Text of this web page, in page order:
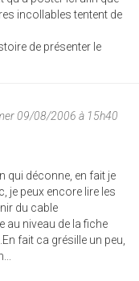
incollables tentent de
de présenter le
09/08/2006 à 15h40
qui déconne, en fait je
je peux encore lire les
du cable
au niveau de la fiche
fait ca grésille un peu,